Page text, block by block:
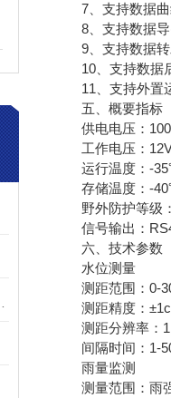
7、支持数据曲
8、支持数据导
9、支持数据转
10、支持数据
11、支持外置
五、概要指标
供电电压：
工作电压：
运行温度：-
存储温度：-
野外防护等级
信号输出：
六、技术参数
水位测量
测距范围：0-
测距精度：
测距分辨率：
间隔时间：1-
雨量监测
测量范围：雨